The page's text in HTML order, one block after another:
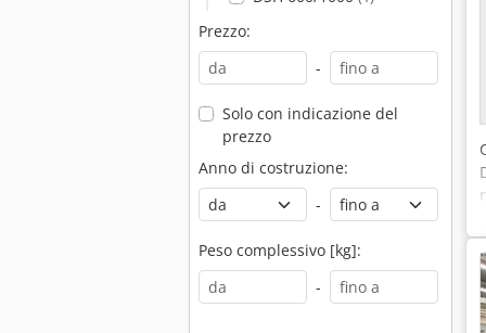
Prezzo:
-
Solo con indicazione del
prezzo
Anno di costruzione:
-
Peso complessivo [kg]:
-